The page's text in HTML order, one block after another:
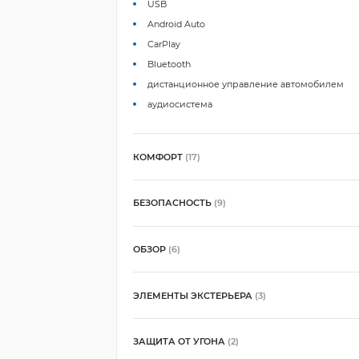
USB
Android Auto
CarPlay
Bluetooth
дистанционное управление автомобилем
аудиосистема
КОМФОРТ (17)
БЕЗОПАСНОСТЬ (9)
ОБЗОР (6)
ЭЛЕМЕНТЫ ЭКСТЕРЬЕРА (3)
ЗАЩИТА ОТ УГОНА (2)